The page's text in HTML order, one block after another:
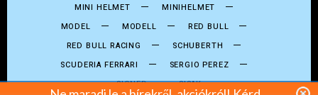
MINI HELMET
MINIHELMET
MODEL
MODELL
RED BULL
RED BULL RACING
SCHUBERTH
SCUDERIA FERRARI
SERGIO PEREZ
SIGNED
SISAK